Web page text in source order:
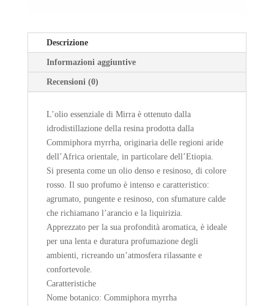
Descrizione
Informazioni aggiuntive
Recensioni (0)
L’olio essenziale di Mirra è ottenuto dalla
idrodistillazione della resina prodotta dalla
Commiphora myrrha, originaria delle regioni aride
dell’Africa orientale, in particolare dell’Etiopia.
Si presenta come un olio denso e resinoso, di colore
rosso. Il suo profumo è intenso e caratteristico:
agrumato, pungente e resinoso, con sfumature calde
che richiamano l’arancio e la liquirizia.
Apprezzato per la sua profondità aromatica, è ideale
per una lenta e duratura profumazione degli
ambienti, ricreando un’atmosfera rilassante e
confortevole.
Caratteristiche
Nome botanico: Commiphora myrrha